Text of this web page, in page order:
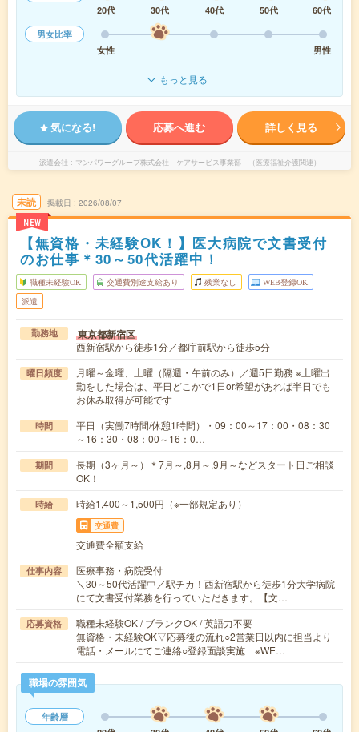
20代
30代 40代 50代
60代
男女比率
女性
男性
もっと見る
気になる! 応募へ進む 詳しく見る
派遣会社 マンパワーグループ株式会社 ケアサービス事業部 （医療福祉介護関連）
未読
NEW
掲載日 2026/08/07
【無資格・未経験OK！】医大病院で文書受付
のお仕事＊30～50代活躍中！
職種未経験OK 交通費別途支給あり 残業なし WEB登録OK
派遣
勤務地 東京都新宿区
西新宿駅から徒歩1分／都庁前駅から徒歩5分
曜日頻度
月曜～金曜、土曜（隔週・午前のみ）／週5日勤務 ※土曜出
勤をした場合は、平日どこかで1日or希望があれば半日でも
お休み取得が可能です
時間
平日（実働7時間/休憩1時間）・09：00～17：00・08：30
～16：30・08：00～16：0…
期間
長期（3ヶ月～）＊7月～,8月～,9月～などスタート日ご相談
OK！
時給 時給1,400～1,500円（※一部規定あり）
交通費
交通費全額支給
仕事内容
医療事務・病院受付
＼30～50代活躍中／駅チカ！西新宿駅から徒歩1分大学病院
にて文書受付業務を行っていただきます。【文…
応募資格
職種未経験OK / ブランクOK / 英語力不要
無資格・未経験OK▽応募後の流れ○2営業日以内に担当より
電話・メールにてご連絡○登録面談実施 ※WE…
職場の雰囲気
年齢層